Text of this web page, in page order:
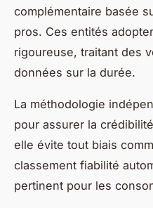
complémentaire basée
pros. Ces entités
rigoureuse, traitant des
données sur la durée.
La méthodologie
pour assurer la
elle évite tout biais
classement fiabilité
pertinent pour les